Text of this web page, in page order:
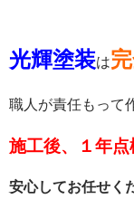
光輝塗装は
職人が責任もって
施工後、１年
安心してお任せく